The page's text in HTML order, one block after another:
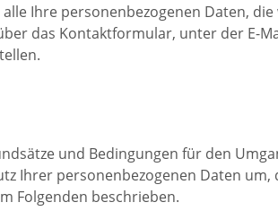
Ihre personenbezogenen Daten,
das Kontaktformular, unter der E-
und Bedingungen für den
Ihrer personenbezogenen Daten
Folgenden beschrieben.